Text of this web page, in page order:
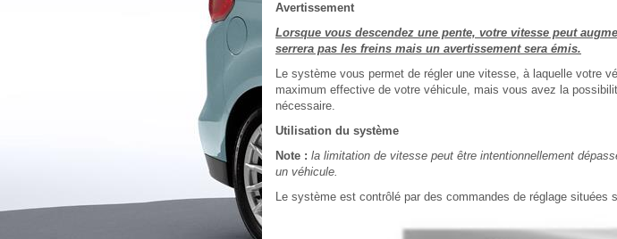
Avertissement
Lorsque vous descendez une pente, votre vitesse peut
serrera pas les freins mais un avertissement sera émis.
Le système vous permet de régler une vitesse, à laquelle votre
maximum effective de votre véhicule, mais vous avez la
nécessaire.
Utilisation du système
Note : la limitation de vitesse peut être intentionnellement
un véhicule.
Le système est contrôlé par des commandes de réglage situées